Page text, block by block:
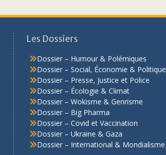
Les Dossiers
Dossier – Humour & Polémiques
Dossier – Social, Économie & Politique
Dossier – Presse, Justice et Police
Dossier – Écologie & Climat
Dossier – Wokisme & Genrisme
Dossier – Big Pharma
Dossier – Covid et Vaccination
Dossier – Ukraine & Gaza
Dossier – International & Mondialisme